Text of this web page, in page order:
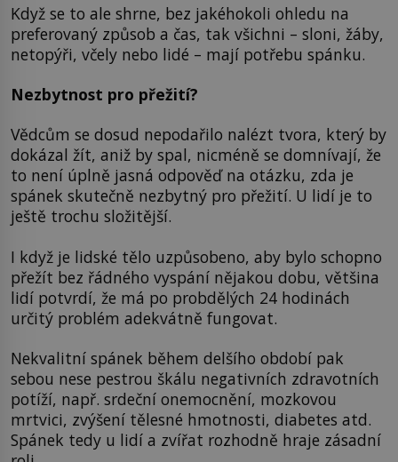
Když se to ale shrne, bez jakéhokoli ohledu na
preferovaný způsob a čas, tak všichni – sloni, žáby,
netopýři, včely nebo lidé – mají potřebu spánku.
Nezbytnost pro přežití?
Vědcům se dosud nepodařilo nalézt tvora, který by
dokázal žít, aniž by spal, nicméně se domnívají, že
to není úplně jasná odpověď na otázku, zda je
spánek skutečně nezbytný pro přežití. U lidí je to
ještě trochu složitější.
I když je lidské tělo uzpůsobeno, aby bylo schopno
přežít bez řádného vyspání nějakou dobu, většina
lidí potvrdí, že má po probdělých 24 hodinách
určitý problém adekvátně fungovat.
Nekvalitní spánek během delšího období pak
sebou nese pestrou škálu negativních zdravotních
potíží, např. srdeční onemocnění, mozkovou
mrtvici, zvýšení tělesné hmotnosti, diabetes atd.
Spánek tedy u lidí a zvířat rozhodně hraje zásadní